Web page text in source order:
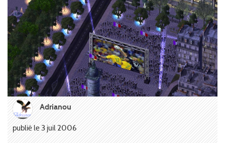
Adrianou
publié le 3 juil 2006